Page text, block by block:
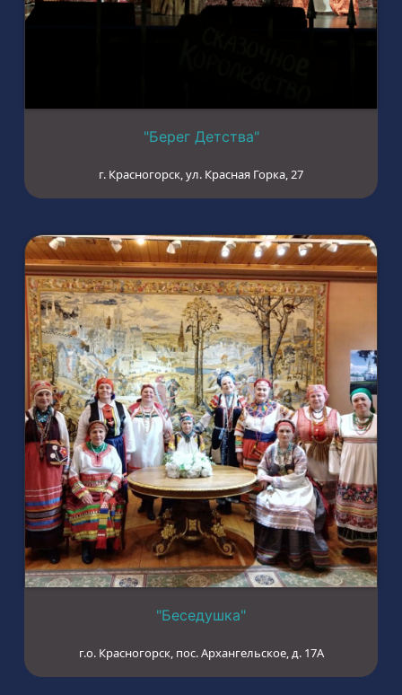
"Берег Детства"
г. Красногорск, ул. Красная Горка, 27
"Беседушка"
г.о. Красногорск, пос. Архангельское, д. 17А